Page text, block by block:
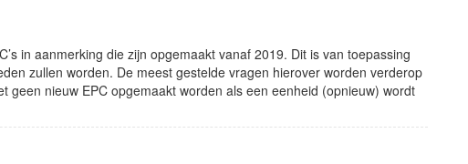
in aanmerking die zijn opgemaakt vanaf 2019. Dit is van toepassing
zullen worden. De meest gestelde vragen hierover worden verderop
geen nieuw EPC opgemaakt worden als een eenheid (opnieuw) wordt